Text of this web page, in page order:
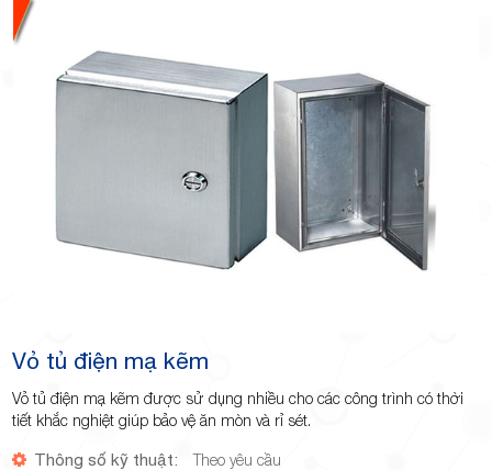
Vỏ tủ điện mạ kẽm
Vỏ tủ điện mạ kẽm được sử dụng nhiều cho các công trình có thời
tiết khắc nghiệt giúp bảo vệ ăn mòn và rỉ sét.
Thông số kỹ thuật: Theo yêu cầu